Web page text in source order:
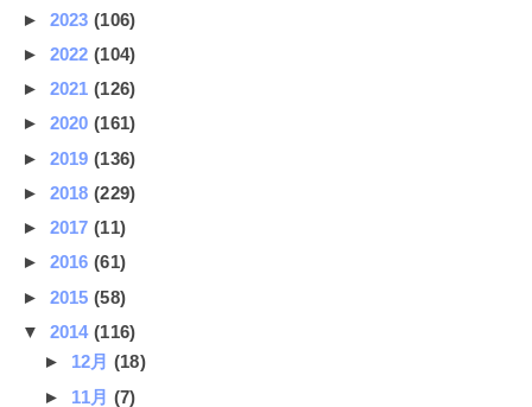
► 2023(106)
► 2022(104)
► 2021(126)
► 2020(161)
► 2019(136)
► 2018(229)
► 2017(11)
► 2016(61)
► 2015(58)
▼ 2014(116)
► 12月 (18)
► 11月 (7)